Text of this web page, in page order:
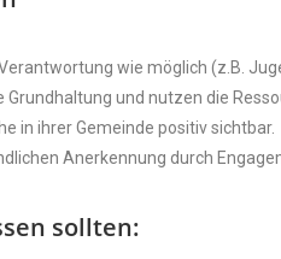
wie möglich (z.B.
Grundhaltung und nutzen die
in ihrer Gemeinde positiv sichtbar.
Anerkennung durch
sollten: